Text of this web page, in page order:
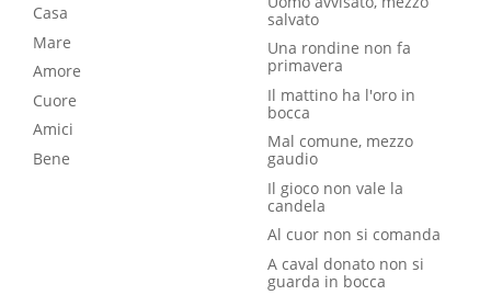
Casa
Mare
Amore
Cuore
Amici
Bene
salvato
Una rondine non fa
primavera
Il mattino ha l'oro in
bocca
Mal comune, mezzo
gaudio
Il gioco non vale la
candela
Al cuor non si comanda
A caval donato non si
guarda in bocca